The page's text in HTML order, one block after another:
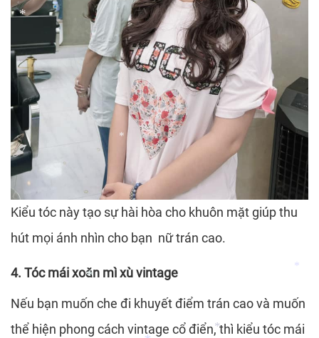
*
*
*
*
*
Kiểu tóc này tạo sự hài hòa cho khuôn mặt giúp thu
hút mọi ánh nhìn cho bạn nữ trán cao.
4. Tóc mái xoăn mì xù vintage
Nếu bạn muốn che đi khuyết điểm trán cao và muốn
thể hiện phong cách vintage cổ điển, thì kiểu tóc mái